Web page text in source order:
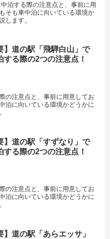
泊する際の注意点と、事前に用
そも車中泊に向いている環境か
します。
】道の駅「飛騨白山」で
する際の2つの注意点！
の注意点と、事前に用意してお
泊に向いている環境かどうかに
】道の駅「すずなり」で
する際の2つの注意点！
の注意点と、事前に用意してお
泊に向いている環境かどうかに
】道の駅「あらエッサ」